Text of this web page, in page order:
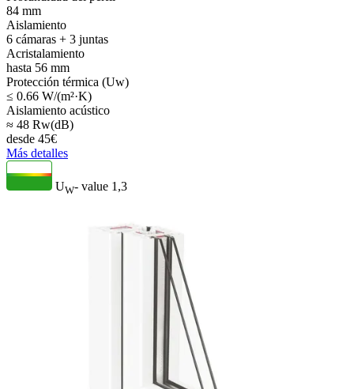
84 mm
Aislamiento
6 cámaras + 3 juntas
Acristalamiento
hasta 56 mm
Protección térmica (Uw)
≤ 0.66 W/(m²·K)
Aislamiento acústico
≈ 48 Rw(dB)
desde 45€
Más detalles
UW- value 1,3